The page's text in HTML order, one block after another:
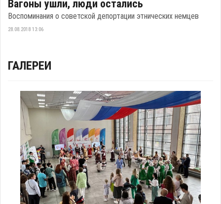
Вагоны ушли, люди остались
Воспоминания о советской депортации этнических немцев
28.08.2018 13:06
ГАЛЕРЕИ